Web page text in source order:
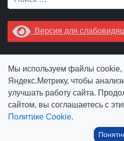
Версия для
Ctrl+Enter.
© АУ
Мы используем файлы cookie,
Яндекс.Метрику, чтобы
улучшать работу сайта.
сайтом, вы соглашаетесь с
Политике Cookie.